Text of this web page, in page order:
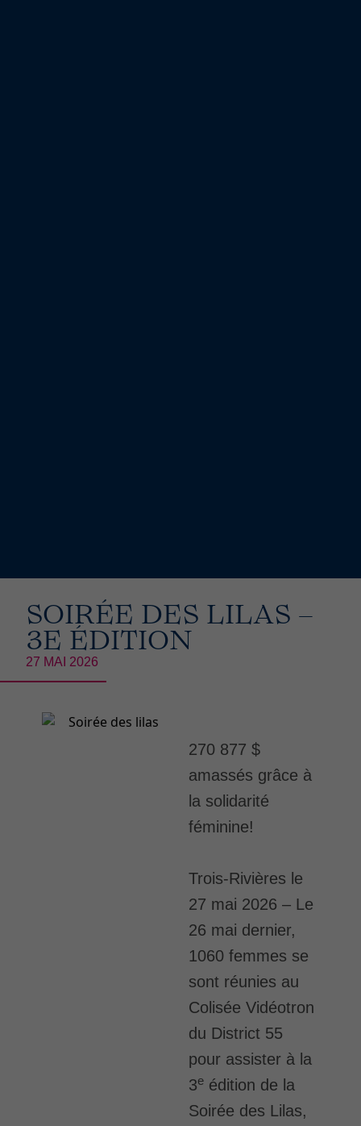
SOIRÉE DES LILAS –
3E ÉDITION
27 MAI 2026
270 877 $
amassés grâce à
la solidarité
féminine!
Trois-Rivières le
27 mai 2026 – Le
26 mai dernier,
1060 femmes se
sont réunies au
Colisée Vidéotron
du District 55
pour assister à la
3e édition de la
Soirée des Lilas,